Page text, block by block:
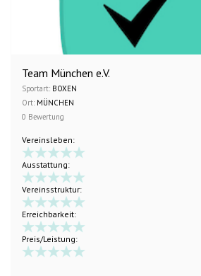
Team München e.V.
Sportart: BOXEN
Ort: MÜNCHEN
0 Bewertung
Vereinsleben:
Ausstattung:
Vereinsstruktur:
Erreichbarkeit:
Preis/Leistung: